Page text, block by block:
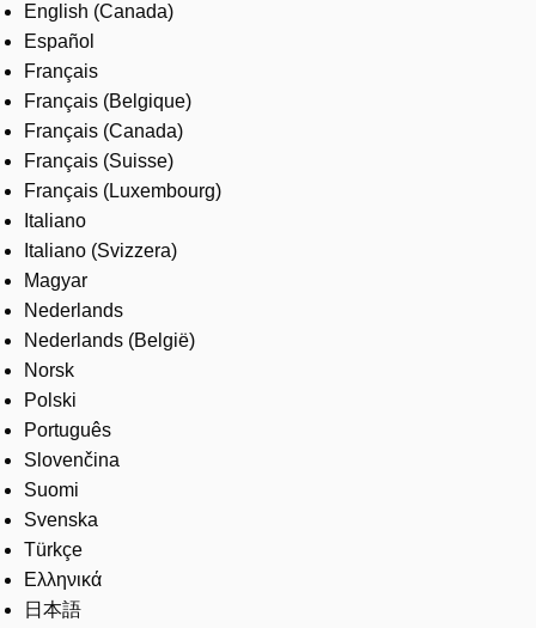
English (Canada)
Español
Français
Français (Belgique)
Français (Canada)
Français (Suisse)
Français (Luxembourg)
Italiano
Italiano (Svizzera)
Magyar
Nederlands
Nederlands (België)
Norsk
Polski
Português
Slovenčina
Suomi
Svenska
Türkçe
Ελληνικά
日本語